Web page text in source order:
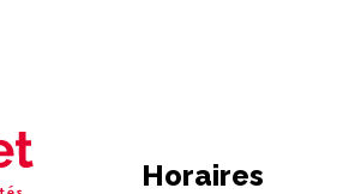
Horaires